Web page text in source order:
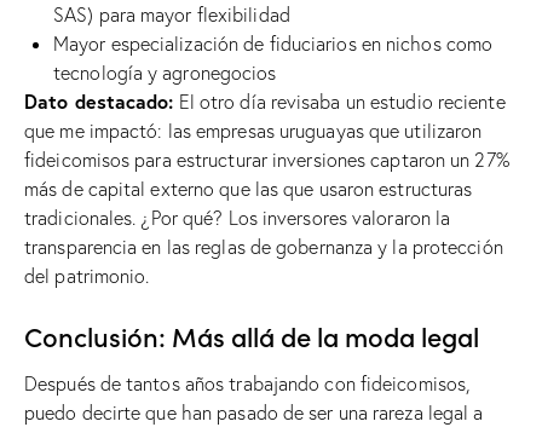
SAS) para mayor flexibilidad
Mayor especialización de fiduciarios en nichos como
tecnología y agronegocios
Dato destacado: El otro día revisaba un estudio reciente
que me impactó: las empresas uruguayas que utilizaron
fideicomisos para estructurar inversiones captaron un 27%
más de capital externo que las que usaron estructuras
tradicionales. ¿Por qué? Los inversores valoraron la
transparencia en las reglas de gobernanza y la protección
del patrimonio.
Conclusión: Más allá de la moda legal
Después de tantos años trabajando con fideicomisos,
puedo decirte que han pasado de ser una rareza legal a